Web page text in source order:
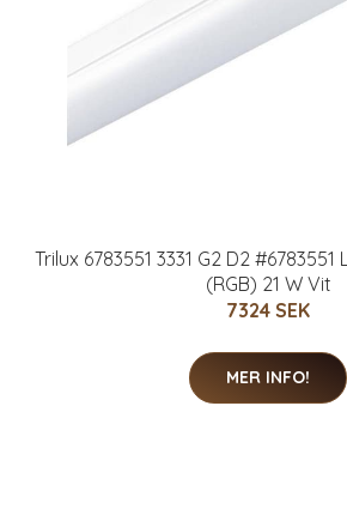
Trilux 6783551 3331 G2 D2
(RGB) 21 W Vit
7324 SEK
MER INFO!